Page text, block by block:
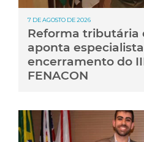
7 DE AGOSTO DE 2026
Reforma tributária
aponta
encerramento do
FENACON